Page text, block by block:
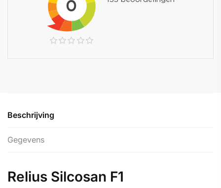
Beschrijving
Gegevens
Relius Silcosan F1